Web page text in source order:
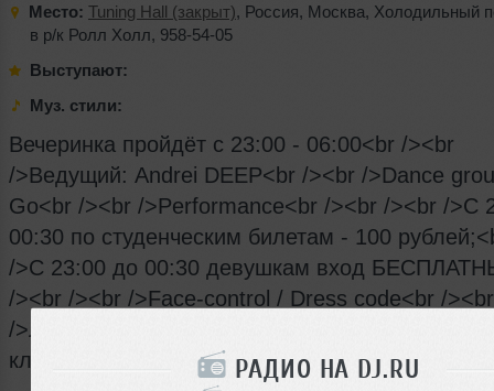
РАДИО НА DJ.RU
Место: Tuning Hall (закрыт), Россия, Москва, Холодильный
в р/к Ролл Холл, 958-54-05
Выступают:
Муз. стили:
Вечеринка пройдёт с 23:00 - 06:00<br /><br
/>Ведущий: Andrei DEEP<br /><br />Dance
Go<br /><br />Performance<br /><br /><br />С
00:30 по студенческим билетам - 100
/>С 23:00 до 00:30 девушкам вход
/><br /><br />Face-control / Dress code<br /
/>Лица не достигшие 18 - летнего возраста в
клуб не допускаются!!!